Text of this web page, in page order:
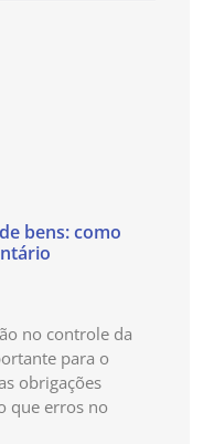
bens: como
no controle da
para o
obrigações
que erros no